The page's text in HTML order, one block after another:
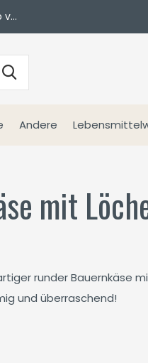
Andere
mit
runder Bauernkäse
und überraschend!